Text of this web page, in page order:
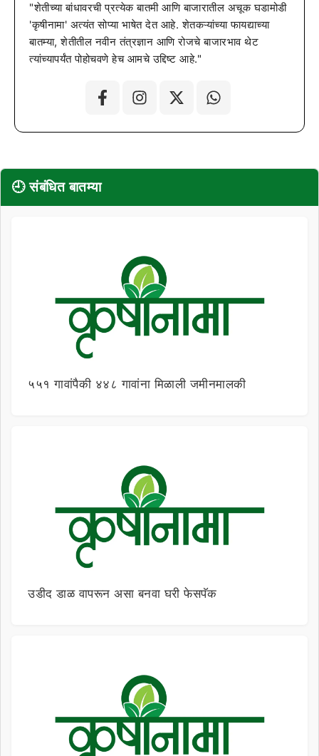
"शेतीच्या बांधावरची प्रत्येक बातमी आणि बाजारातील अचूक घडामोडी
'कृषीनामा' अत्यंत सोप्या भाषेत देत आहे. शेतकऱ्यांच्या फायद्याच्या
बातम्या, शेतीतील नवीन तंत्रज्ञान आणि रोजचे बाजारभाव थेट
त्यांच्यापर्यंत पोहोचवणे हेच आमचे उद्दिष्ट आहे."
🕘 संबंधित बातम्या
५५१ गावांपैकी ४४८ गावांना मिळाली जमीनमालकी
उडीद डाळ वापरून असा बनवा घरी फेसपॅक